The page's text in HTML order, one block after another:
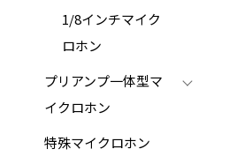
1/8インチマイク
ロホン
プリアンプ一体型マ
イクロホン
特殊マイクロホン